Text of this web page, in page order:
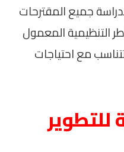
جميع المقترحات
التنظيمية المعمول
مع احتياجات
للتطوير